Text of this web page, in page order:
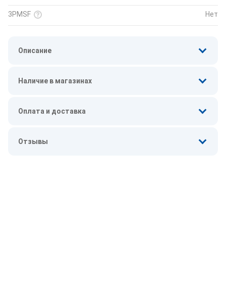
3PMSF Нет
Описание
Наличие в магазинах
Оплата и доставка
Отзывы